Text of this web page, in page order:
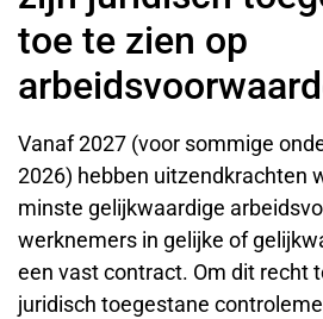
toe te zien op
Vanaf 2027 (voor sommige
2026) hebben uitzendkrachten
minste gelijkwaardige
werknemers in gelijke of
een vast contract. Om dit recht
juridisch toegestane